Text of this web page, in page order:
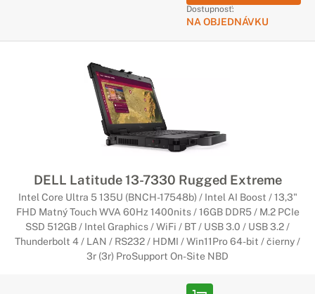
Dostupnosť:
NA OBJEDNÁVKU
DELL Latitude 13-7330 Rugged Extreme
Intel Core Ultra 5 135U (BNCH-17548b) / Intel AI Boost / 13,3"
FHD Matný Touch WVA 60Hz 1400nits / 16GB DDR5 / M.2 PCIe
SSD 512GB / Intel Graphics / WiFi / BT / USB 3.0 / USB 3.2 /
Thunderbolt 4 / LAN / RS232 / HDMI / Win11Pro 64-bit / čierny /
3r (3r) ProSupport On-Site NBD